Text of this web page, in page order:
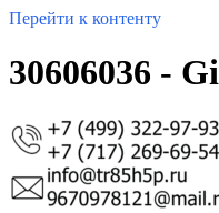
Перейти к контенту
30606036 -